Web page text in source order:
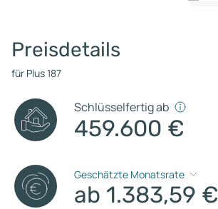
Preisdetails
für Plus 187
Schlüsselfertig ab
459.600 €
Geschätzte Monatsrate
ab 1.383,59 €